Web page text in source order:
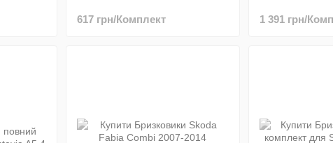
617 грн/Комплект 1 391 грн/